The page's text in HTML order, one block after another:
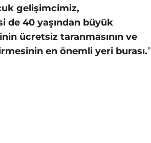
gelişimcimiz,
de 40 yaşından büyük
ücretsiz taranmasının ve
en önemli yeri burası.”